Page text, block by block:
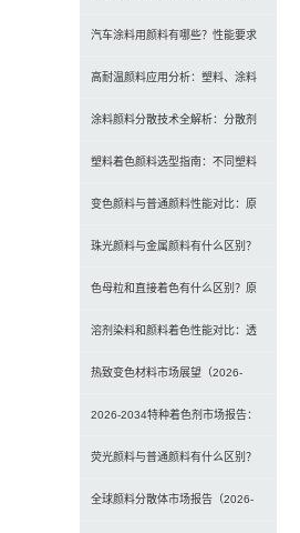
应用要求、OEM与修补漆用颜料区
别及常见问题
汽车涂料用颜料有哪些？性能要求
及常用颜料类型介绍
高耐温颜料应用分析：塑料、涂料
及工程材料的选型原则与行业实践
涂料颜料分散技术全解析：分散剂
选型、研磨工艺及常见问题解决
塑料着色颜料选型指南：不同塑料
材料如何选择合适颜料？
变色颜料与普通颜料性能对比：原
理、特点及应用差异解析
珠光颜料与金属颜料有什么区别？
原理、效果与应用对比
色母粒和直接着色有什么区别？原
理、性能与应用全面对比
溶剂染料和颜料着色性能对比：透
明性、耐候性与应用选择全解析
热致变色材料市场展望（2026-
2034）：2034年将达336亿美元，
亚太份额超四成
2026-2034特种着色剂市场报告：
规模、份额、趋势及预测
荧光颜料与普通颜料有什么区别？
发光原理、性能对比及应用解析
全球颜料分散体市场报告（2026-